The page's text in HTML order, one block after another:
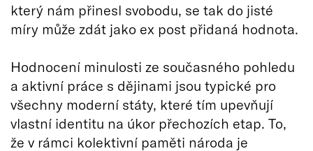
který nám přinesl svobodu, se tak do jisté
míry může zdát jako ex post přidaná hodnota.
Hodnocení minulosti ze současného pohledu
a aktivní práce s dějinami jsou typické pro
všechny moderní státy, které tím upevňují
vlastní identitu na úkor přechozích etap. To,
že v rámci kolektivní paměti národa je